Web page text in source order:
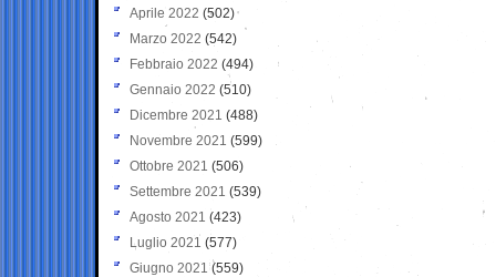
Aprile 2022 (502)
Marzo 2022 (542)
Febbraio 2022 (494)
Gennaio 2022 (510)
Dicembre 2021 (488)
Novembre 2021 (599)
Ottobre 2021 (506)
Settembre 2021 (539)
Agosto 2021 (423)
Luglio 2021 (577)
Giugno 2021(559)